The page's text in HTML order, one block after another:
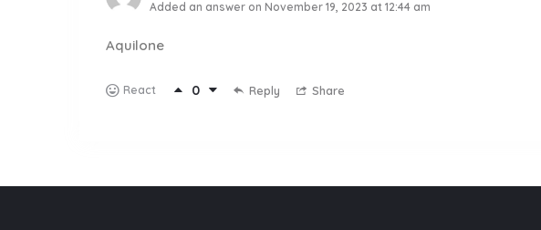
Added an answer on November 19, 2023 at 12:44 am
Aquilone
React 0 Reply Share